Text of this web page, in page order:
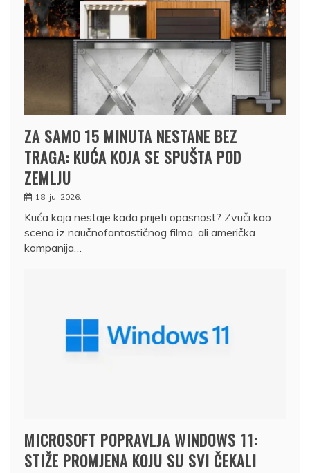
ZA SAMO 15 MINUTA NESTANE BEZ
TRAGA: KUĆA KOJA SE SPUŠTA POD
ZEMLJU
18. jul 2026.
Kuća koja nestaje kada prijeti opasnost? Zvuči kao
scena iz naučnofantastičnog filma, ali američka
kompanija…
MICROSOFT POPRAVLJA WINDOWS 11:
STIŽE PROMJENA KOJU SU SVI ČEKALI